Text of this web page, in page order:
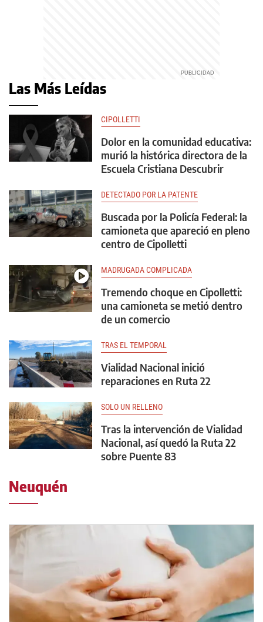
Las Más Leídas
CIPOLLETTI
Dolor en la comunidad educativa:
murió la histórica directora de la
Escuela Cristiana Descubrir
DETECTADO POR LA PATENTE
Buscada por la Policía Federal: la
camioneta que apareció en pleno
centro de Cipolletti
MADRUGADA COMPLICADA
Tremendo choque en Cipolletti:
una camioneta se metió dentro
de un comercio
TRAS EL TEMPORAL
Vialidad Nacional inició
reparaciones en Ruta 22
SOLO UN RELLENO
Tras la intervención de Vialidad
Nacional, así quedó la Ruta 22
sobre Puente 83
Neuquén